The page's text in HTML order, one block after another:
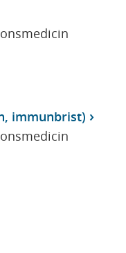
immunbrist)